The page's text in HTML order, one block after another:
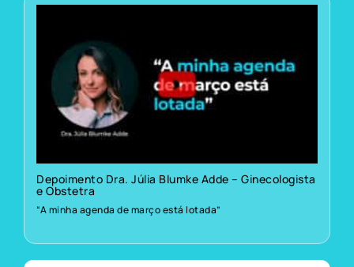
Depoimento Dra. Júlia Blumke Adde – Ginecologista
e Obstetra
“A minha agenda de março está lotada”